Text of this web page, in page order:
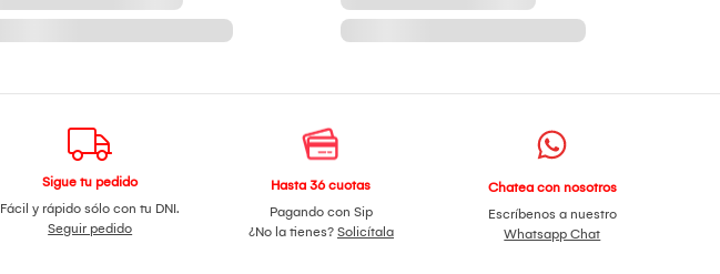
Sigue tu pedido
Fácil y rápido sólo con tu DNI.
Seguir pedido
Hasta 36 cuotas
Pagando con Sip
¿No la tienes? Solicítala
Chatea con nosotros
Escríbenos a nuestro
Whatsapp Chat